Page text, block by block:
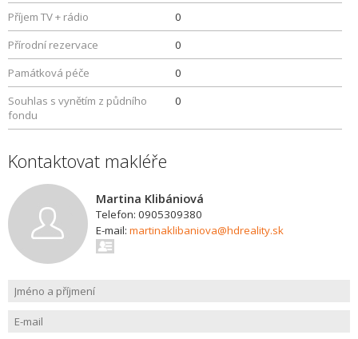
Příjem TV + rádio
0
Přírodní rezervace
0
Památková péče
0
Souhlas s vynětím z půdního
fondu
0
Kontaktovat makléře
Martina Klibániová
Telefon: 0905309380
E-mail: martinaklibaniova@hdreality.sk